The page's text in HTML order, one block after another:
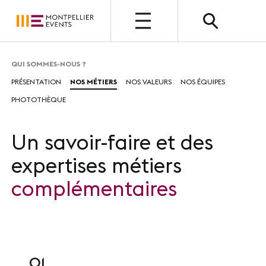
QUI SOMMES-NOUS ?
Présentation
Nos métiers
Nos valeurs
Nos équipes
QUI SOMMES-NOUS ?
PRÉSENTATION
NOS MÉTIERS NOS VALEURS
NOS ÉQUIPES
PHOTOTHÈQUE
Un savoir-faire et des
expertises métiers
complémentaires
01